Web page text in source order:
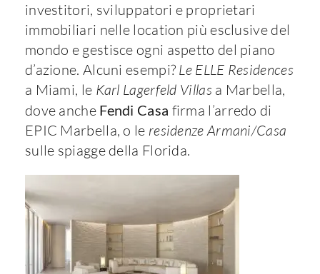
investitori, sviluppatori e proprietari
immobiliari nelle location più esclusive del
mondo e gestisce ogni aspetto del piano
d’azione. Alcuni esempi? Le ELLE Residences
a Miami, le Karl Lagerfeld Villasa Marbella,
dove anche Fendi Casa firma l’arredo di
EPIC Marbella, o le residenze Armani/Casa
sulle spiagge della Florida.